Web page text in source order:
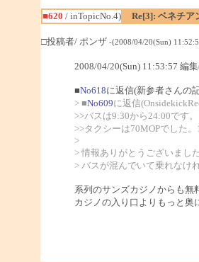
■620 / inTopicNo.4) Re[3]: ベネチア
□投稿者/ ポンザ -(2008/04/20(Sun)
2008/04/20(Sun) 11:53:57 編
■No618に返信(新参者さんの
> ■No609に返信
>>バスは9:30から24:00です。
>>タクシーは70MOPでした。
>
> 情報ありがとうございました
> バスが混んでいて乗れなけ
系列のサンズカジノからも無
カジノの入り口よりもっと奥